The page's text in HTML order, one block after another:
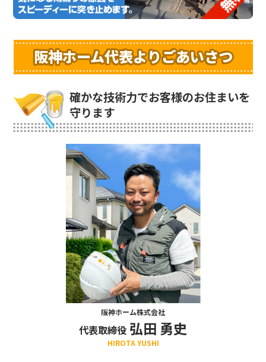
阪神ホーム代表よりごあいさつ
確かな技術力でお客様のお住まいを
守ります
阪神ホーム株式会社
代表取締役 弘田 勇史
HIROTA YUSHI